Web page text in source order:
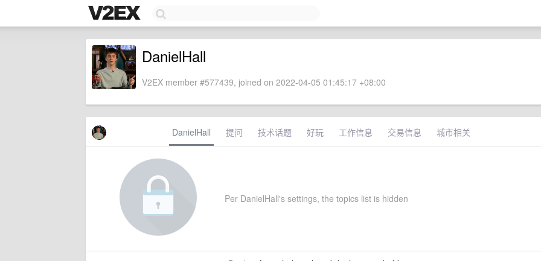
DanielHall
V2EX member #577439, joined on 2022-04-05 01:45:17 +08:00
DanielHall 提问 技术话题 好玩 工作信息 交易信息 城市相关
Per DanielHall's settings, the topics list is hidden